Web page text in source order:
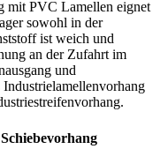
mit PVC Lamellen eignet
sowohl in der
ist weich und
an der Zufahrt im
und